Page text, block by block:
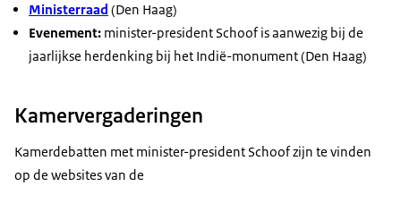
Ministerraad (Den Haag)
Evenement: minister-president Schoof is aanwezig bij de
jaarlijkse herdenking bij het Indië-monument (Den Haag)
Kamervergaderingen
Kamerdebatten met minister-president Schoof zijn te vinden
op de websites van de